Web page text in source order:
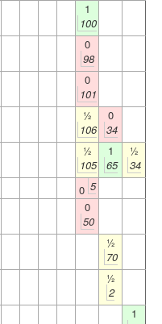
1
100
0
98
0
101
½
106
0
34
½
105
1
65
½
34
0 5
0
50
½
70
½
2
1